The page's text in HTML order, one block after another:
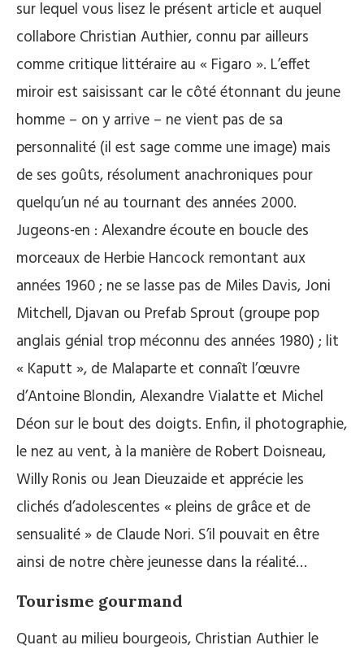
sur lequel vous lisez le présent article et auquel
collabore Christian Authier, connu par ailleurs
comme critique littéraire au « Figaro ». L’effet
miroir est saisissant car le côté étonnant du jeune
homme – on y arrive – ne vient pas de sa
personnalité (il est sage comme une image) mais
de ses goûts, résolument anachroniques pour
quelqu’un né au tournant des années 2000.
Jugeons-en : Alexandre écoute en boucle des
morceaux de Herbie Hancock remontant aux
années 1960 ; ne se lasse pas de Miles Davis, Joni
Mitchell, Djavan ou Prefab Sprout (groupe pop
anglais génial trop méconnu des années 1980) ; lit
« Kaputt », de Malaparte et connaît l’œuvre
d’Antoine Blondin, Alexandre Vialatte et Michel
Déon sur le bout des doigts. Enfin, il photographie,
le nez au vent, à la manière de Robert Doisneau,
Willy Ronis ou Jean Dieuzaide et apprécie les
clichés d’adolescentes « pleins de grâce et de
sensualité » de Claude Nori. S’il pouvait en être
ainsi de notre chère jeunesse dans la réalité…
Tourisme gourmand
Quant au milieu bourgeois, Christian Authier le